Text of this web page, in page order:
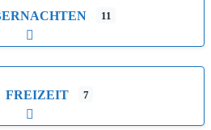
11
Unterkategorien aufklappen
FREIZEIT 7
Unterkategorien aufklappen